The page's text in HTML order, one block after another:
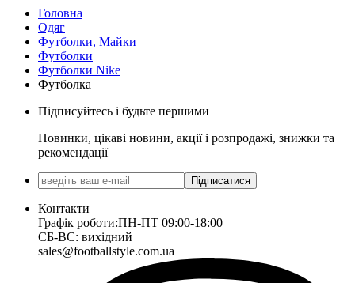
Головна
Одяг
Футболки, Майки
Футболки
Футболки Nike
Футболка
Підписуйтесь і будьте першими
Новинки, цікаві новини, акції і розпродажі, знижки та
рекомендації
Підписатися
Контакти
Графік роботи:ПН-ПТ 09:00-18:00
СБ-ВС: вихідний
sales@footballstyle.com.ua